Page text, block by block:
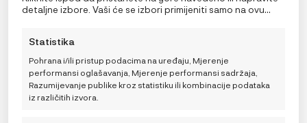
podataka kao što su ponašanje pri pregledavanju ili
jedinstveni ID-ovi na ovoj stranici i prikazujemo
privole može negativno utjecati na određene značajke i
detaljne izbore. Vaši će se izbori primijeniti samo na ovu
prekidača na Politici kolačića ili klikom na gumb za
upravljanje privolom na dnu ekrana.
Statistika
Pohrana i/ili pristup podacima na uređaju, Mjerenje
performansi oglašavanja, Mjerenje performansi sadržaja,
Razumijevanje publike kroz statistiku ili kombinacije podataka
iz različitih izvora.
47,00 €